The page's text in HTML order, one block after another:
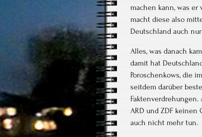
machen kann, was er
macht diese also
Deutschland auch
Alles, was danach
damit hat
Poroschenkows, die
seitdem darüber
Faktenverdrehungen.
ARD und ZDF keinen
auch nicht mehr tun.